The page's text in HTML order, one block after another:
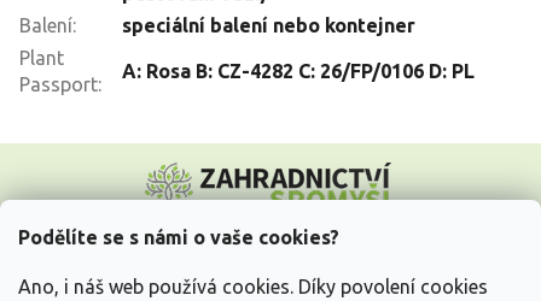
Podělíte se s námi o vaše cookies?
Ano, i náš web používá cookies. Díky povolení cookies
Balení:
speciální balení nebo kontejner
Plant
Passport:
A: Rosa B: CZ-4282 C: 26/FP/0106 D: PL
p
Vše o nákupu